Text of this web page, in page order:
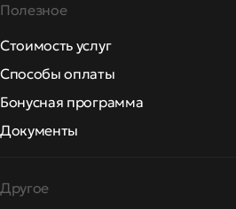
Полезное
Стоимость услуг
Способы оплаты
Бонусная программа
Документы
Другое